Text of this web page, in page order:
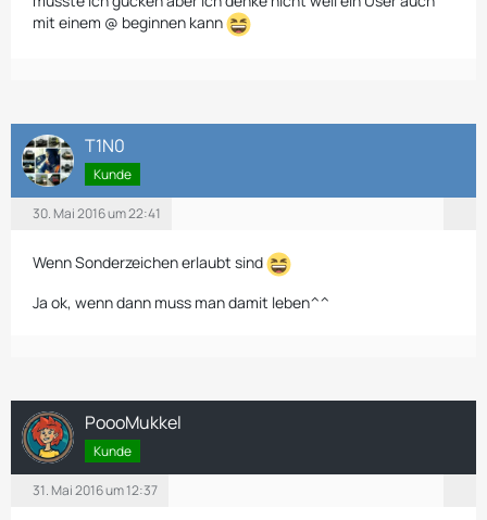
mit einem @ beginnen kann
T1N0
Kunde
30. Mai 2016 um 22:41
Wenn Sonderzeichen erlaubt sind
Ja ok, wenn dann muss man damit leben^^
PoooMukkel
Kunde
31. Mai 2016 um 12:37